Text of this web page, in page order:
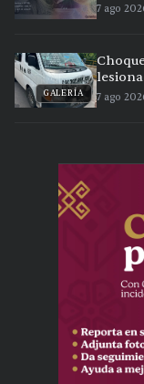
7 ago
GALERÍA 7 ago